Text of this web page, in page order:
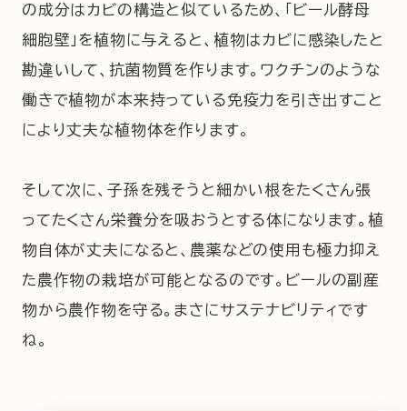
の成分はカビの構造と似ているため、「ビール酵母
細胞壁」を植物に与えると、植物はカビに感染したと
勘違いして、抗菌物質を作ります。ワクチンのような
働きで植物が本来持っている免疫力を引き出すこと
により丈夫な植物体を作ります。
そして次に、子孫を残そうと細かい根をたくさん張
ってたくさん栄養分を吸おうとする体になります。植
物自体が丈夫になると、農薬などの使用も極力抑え
た農作物の栽培が可能となるのです。ビールの副産
物から農作物を守る。まさにサステナビリティです
ね。